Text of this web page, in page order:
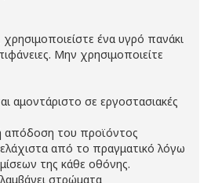
ένα υγρό πανάκι
Μην χρησιμοποιείτε
αμοντάριστο σε εργοστασιακές
απόδοση του προϊόντος
ελάχιστα από το πραγματικό λόγω
της κάθε οθόνης.
στρώματα